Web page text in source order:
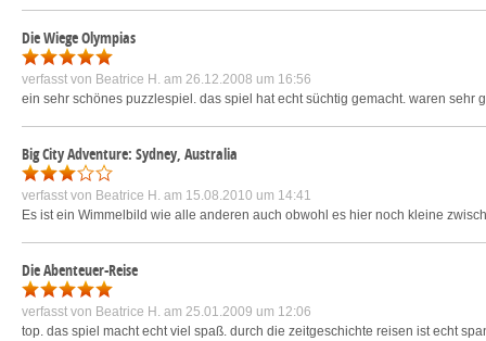
Die Wiege Olympias
verfasst von Beatrice H. am 26.12.2008 um 16:56
ein sehr schönes puzzlespiel. das spiel hat echt süchtig gemacht. waren
Big City Adventure: Sydney, Australia
verfasst von Beatrice H. am 15.08.2010 um 14:41
Es ist ein Wimmelbild wie alle anderen auch obwohl es hier noch kleine
Die Abenteuer-Reise
verfasst von Beatrice H. am 25.01.2009 um 12:06
top. das spiel macht echt viel spaß. durch die zeitgeschichte reisen ist echt